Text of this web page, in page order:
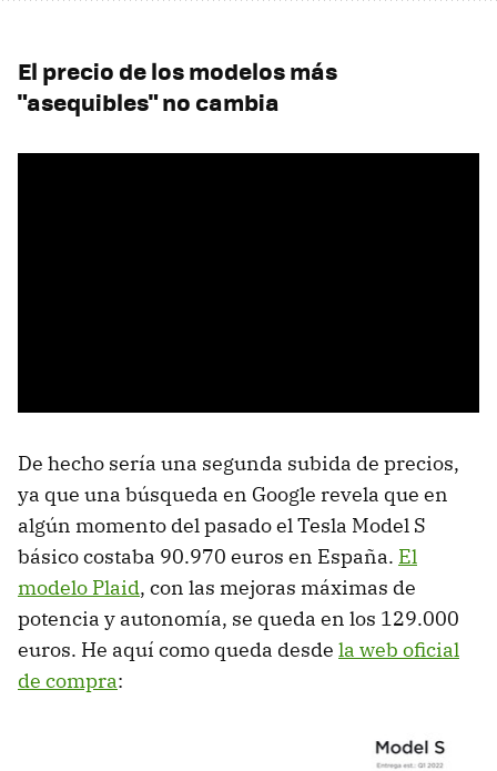
El precio de los modelos más
"asequibles" no cambia
De hecho sería una segunda subida de precios,
ya que una búsqueda en Google revela que en
algún momento del pasado el Tesla Model S
básico costaba 90.970 euros en España. El
modelo Plaid, con las mejoras máximas de
potencia y autonomía, se queda en los 129.000
euros. He aquí como queda desde la web oficial
de compra: